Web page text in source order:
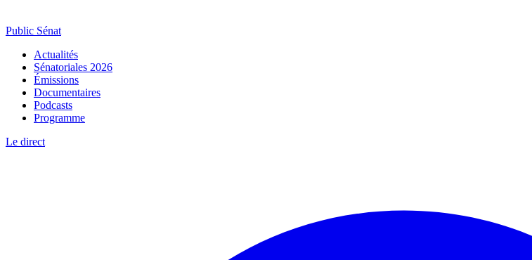
Public Sénat
Actualités
Sénatoriales 2026
Émissions
Documentaires
Podcasts
Programme
Le direct